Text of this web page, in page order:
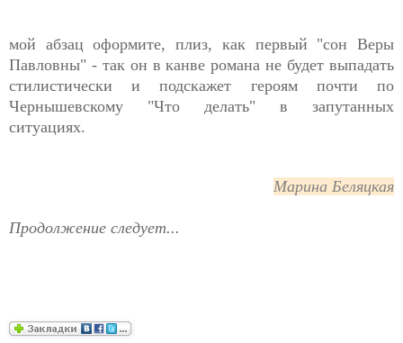
мой абзац оформите, плиз, как первый "сон Веры
Павловны" - так он в канве романа не будет выпадать
стилистически и подскажет героям почти по
Чернышевскому "Что делать" в запутанных
ситуациях.
Марина Беляцкая
Продолжение следует...